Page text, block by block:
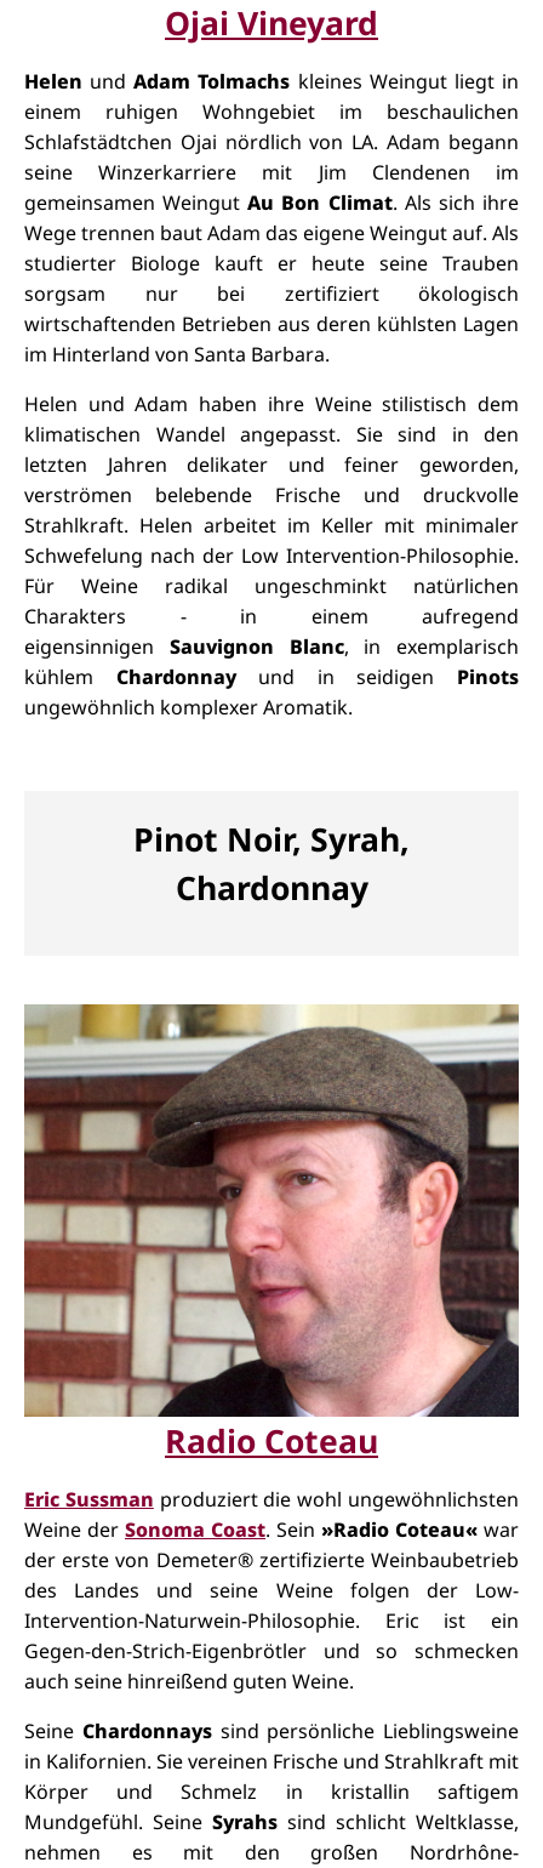
Ojai Vineyard
Helen undAdam Tolmachs kleines Weingut liegt in
einem ruhigen Wohngebiet im beschaulichen
Schlafstädtchen Ojai nördlich von LA. Adam begann
seine Winzerkarriere mit Jim Clendenen im
gemeinsamen WeingutAu Bon Climat. Als sich ihre
Wege trennen baut Adam das eigene Weingut auf. Als
studierter Biologe kauft er heute seine Trauben
sorgsam nur bei zertifiziert ökologisch
wirtschaftenden Betrieben aus deren kühlsten Lagen
im Hinterland von Santa Barbara.
Helen und Adam haben ihre Weine stilistisch dem
klimatischen Wandel angepasst. Sie sind in den
letzten Jahren delikater und feiner geworden,
verströmen belebende Frische und druckvolle
Strahlkraft. Helen arbeitet im Keller mit minimaler
Schwefelung nach der Low Intervention-Philosophie.
Für Weine radikal ungeschminkt natürlichen
Charakters - in einem aufregend
eigensinnigen Sauvignon Blanc, in exemplarisch
kühlem Chardonnayund in seidigen Pinots
ungewöhnlich komplexer Aromatik.
Pinot Noir, Syrah,
Chardonnay
Radio Coteau
Eric Sussman produziert die wohl ungewöhnlichsten
Weine der Sonoma Coast. Sein »Radio Coteau« war
der erste von Demeter® zertifizierte Weinbaubetrieb
des Landes und seine Weine folgen der Low-
Intervention-Naturwein-Philosophie. Eric ist ein
Gegen-den-Strich-Eigenbrötler und so schmecken
auch seine hinreißend guten Weine.
Seine Chardonnayssind persönliche Lieblingsweine
in Kalifornien. Sie vereinen Frische und Strahlkraft mit
Körper und Schmelz in kristallin saftigem
Mundgefühl. Seine Syrahs sind schlicht Weltklasse,
nehmen es mit den großen Nordrhône-